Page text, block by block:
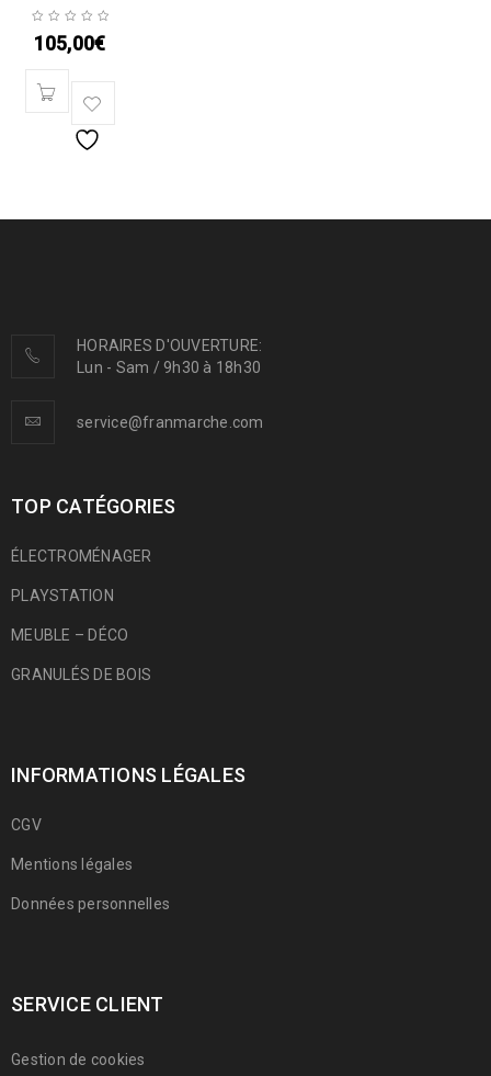
105,00€
HORAIRES D'OUVERTURE:
Lun - Sam / 9h30 à 18h30
service@franmarche.com
TOP CATÉGORIES
ÉLECTROMÉNAGER
PLAYSTATION
MEUBLE – DÉCO
GRANULÉS DE BOIS
INFORMATIONS LÉGALES
CGV
Mentions légales
Données personnelles
SERVICE CLIENT
Gestion de cookies